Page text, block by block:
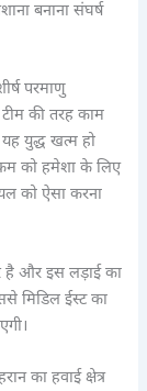
बनाना संघर्ष
परमाणु
टीम की तरह काम
युद्ध खत्म हो
को हमेशा के लिए
को ऐसा करना
है और इस लड़ाई का
मिडिल ईस्ट का
का हवाई क्षेत्र